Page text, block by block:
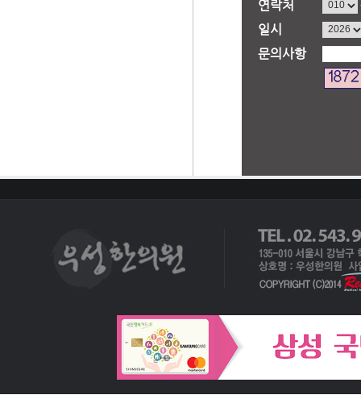
연락처
일시
문의사항